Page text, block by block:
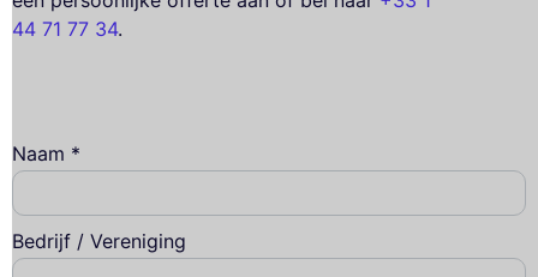
44 71 77 34.
Naam *
Bedrijf / Vereniging